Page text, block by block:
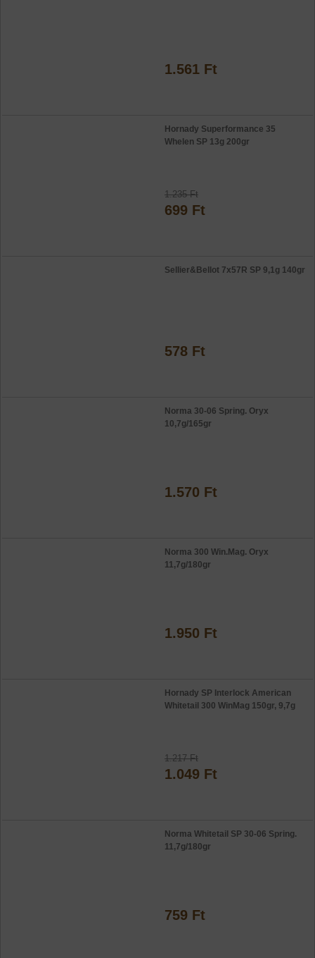
1.561 Ft
Hornady Superformance 35
Whelen SP 13g 200gr
1.235 Ft
699 Ft
Sellier&Bellot 7x57R SP 9,1g 140gr
578 Ft
Norma 30-06 Spring. Oryx
10,7g/165gr
1.570 Ft
Norma 300 Win.Mag. Oryx
11,7g/180gr
1.950 Ft
Hornady SP Interlock American
Whitetail 300 WinMag 150gr, 9,7g
1.217 Ft
1.049 Ft
Norma Whitetail SP 30-06 Spring.
11,7g/180gr
759 Ft